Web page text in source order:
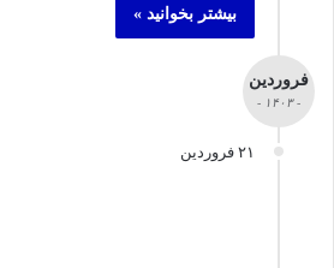
بیشتر بخوانید »
فروردین
- ۱۴۰۳ -
۲۱ فروردین